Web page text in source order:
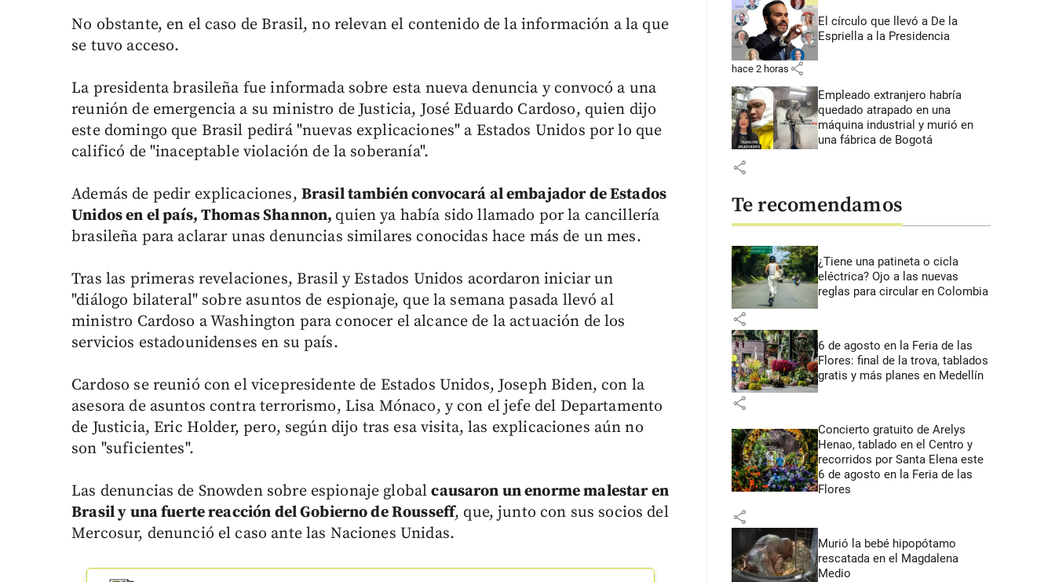
No obstante, en el caso de Brasil, no relevan el contenido de la información a la que
se tuvo acceso.
La presidenta brasileña fue informada sobre esta nueva denuncia y convocó a una
reunión de emergencia a su ministro de Justicia, José Eduardo Cardoso, quien dijo
este domingo que Brasil pedirá "nuevas explicaciones" a Estados Unidos por lo que
calificó de "inaceptable violación de la soberanía".
Además de pedir explicaciones, Brasil también convocará al embajador de Estados
Unidos en el país, Thomas Shannon, quien ya había sido llamado por la cancillería
brasileña para aclarar unas denuncias similares conocidas hace más de un mes.
Tras las primeras revelaciones, Brasil y Estados Unidos acordaron iniciar un
"diálogo bilateral" sobre asuntos de espionaje, que la semana pasada llevó al
ministro Cardoso a Washington para conocer el alcance de la actuación de los
servicios estadounidenses en su país.
Cardoso se reunió con el vicepresidente de Estados Unidos, Joseph Biden, con la
asesora de asuntos contra terrorismo, Lisa Mónaco, y con el jefe del Departamento
de Justicia, Eric Holder, pero, según dijo tras esa visita, las explicaciones aún no
son "suficientes".
Las denuncias de Snowden sobre espionaje globalcausaron un enorme malestar en
Brasil y una fuerte reacción del Gobierno de Rousseff, que, junto con sus socios del
Mercosur, denunció el caso ante las Naciones Unidas.
El círculo que llevó a De la
Espriella a la Presidencia
hace 2 horas share
Empleado extranjero habría
quedado atrapado en una
máquina industrial y murió en
una fábrica de Bogotá
share
Te recomendamos
¿Tiene una patineta o cicla
eléctrica? Ojo a las nuevas
reglas para circular en Colombia
share
6 de agosto en la Feria de las
Flores: final de la trova, tablados
gratis y más planes en Medellín
share
Concierto gratuito de Arelys
Henao, tablado en el Centro y
recorridos por Santa Elena este
6 de agosto en la Feria de las
Flores
share
Murió la bebé hipopótamo
rescatada en el Magdalena
Medio